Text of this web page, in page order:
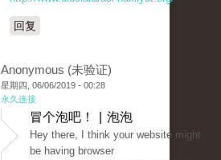
回复
Anonymous (未验证)
星期四, 06/06/2019 - 00:28
永久连接
冒个泡吧！ | 泡泡
Hey there, I think your website might
be having browser